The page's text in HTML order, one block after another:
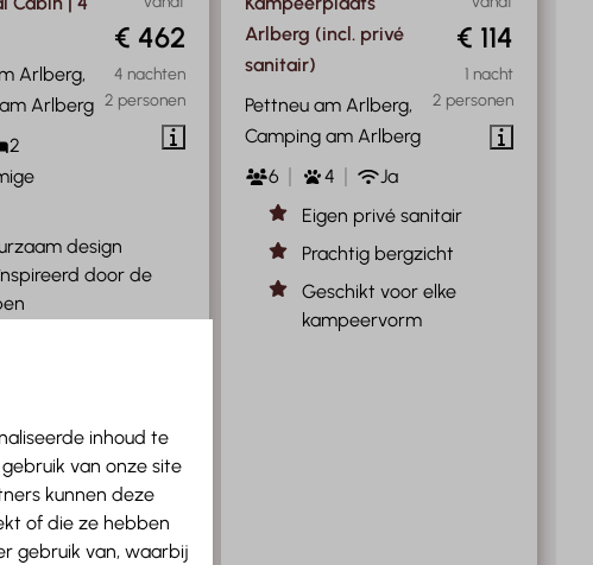
€ 462
4 nachten
2 personen
Arlberg,
Arlberg
2
design
door de
met privé
buiten op het
met panoramisch
€ 114
1 nacht
2 personen
Arlberg (incl. privé
sanitair)
Pettneu am Arlberg,
Camping am Arlberg
6
4
Ja
Eigen privé sanitair
Prachtig bergzicht
Geschikt voor elke
kampeervorm
inhoud te
van onze site
kunnen deze
of die ze hebben
gebruik van, waarbij